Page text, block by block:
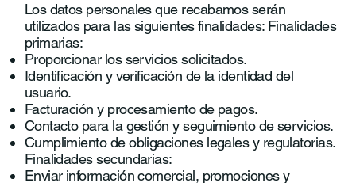
Los datos personales que recabamos serán
utilizados para las siguientes finalidades: Finalidades
primarias:
Proporcionar los servicios solicitados.
Identificación y verificación de la identidad del
usuario.
Facturación y procesamiento de pagos.
Contacto para la gestión y seguimiento de servicios.
Cumplimiento de obligaciones legales y regulatorias.
Finalidades secundarias:
Enviar información comercial, promociones y